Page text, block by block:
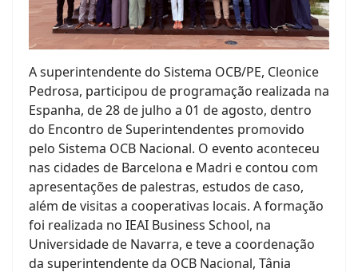
A superintendente do Sistema OCB/PE, Cleonice
Pedrosa, participou de programação realizada na
Espanha, de 28 de julho a 01 de agosto, dentro
do Encontro de Superintendentes promovido
pelo Sistema OCB Nacional. O evento aconteceu
nas cidades de Barcelona e Madri e contou com
apresentações de palestras, estudos de caso,
além de visitas a cooperativas locais. A formação
foi realizada no IEAI Business School, na
Universidade de Navarra, e teve a coordenação
da superintendente da OCB Nacional, Tânia